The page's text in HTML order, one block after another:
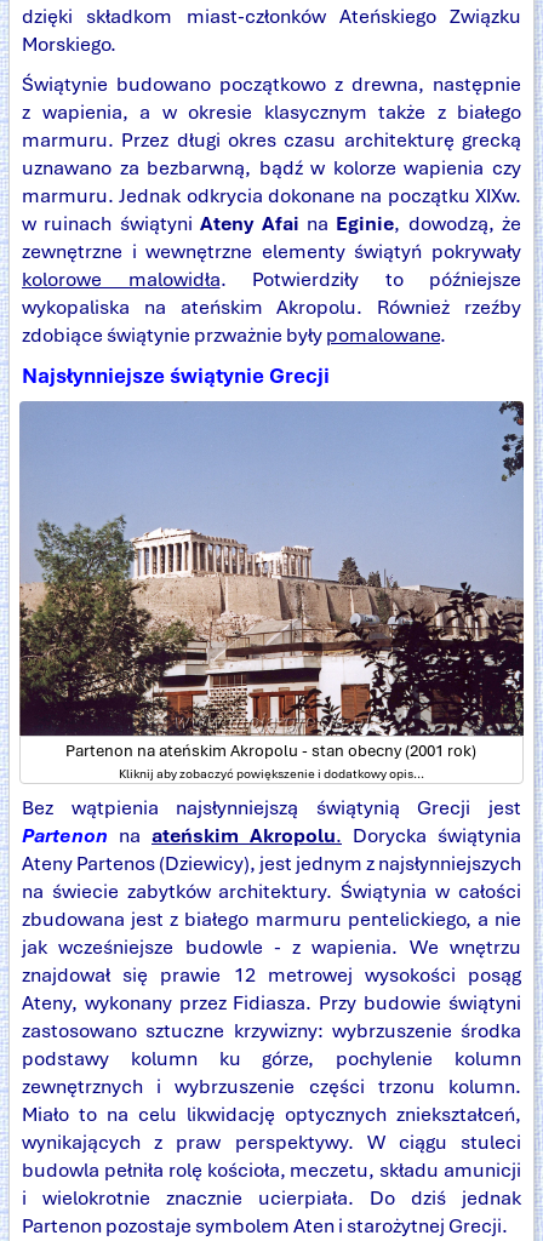
dzięki składkom miast-członków Ateńskiego Związku
Morskiego.
Świątynie budowano początkowo z drewna, następnie
z wapienia, a w okresie klasycznym także z białego
marmuru. Przez długi okres czasu architekturę grecką
uznawano za bezbarwną, bądź w kolorze wapienia czy
marmuru. Jednak odkrycia dokonane na początku XIXw.
w ruinach świątyniAteny Afai na Eginie, dowodzą, że
zewnętrzne i wewnętrzne elementy świątyń pokrywały
kolorowe malowidła. Potwierdziły to późniejsze
wykopaliska na ateńskim Akropolu. Również rzeźby
zdobiące świątynie przważnie byłypomalowane.
Najsłynniejsze świątynie Grecji
Partenon na ateńskim Akropolu - stan obecny (2001 rok)
Kliknij aby zobaczyć powiększenie i dodatkowy opis...
Bez wątpienia najsłynniejszą świątynią Grecji jest
Partenon na ateńskim Akropolu. Dorycka świątynia
Ateny Partenos (Dziewicy), jest jednym z najsłynniejszych
na świecie zabytków architektury. Świątynia w całości
zbudowana jest z białego marmuru pentelickiego, a nie
jak wcześniejsze budowle - z wapienia. We wnętrzu
znajdował się prawie 12 metrowej wysokości posąg
Ateny, wykonany przez Fidiasza. Przy budowie świątyni
zastosowano sztuczne krzywizny: wybrzuszenie środka
podstawy kolumn ku górze, pochylenie kolumn
zewnętrznych i wybrzuszenie części trzonu kolumn.
Miało to na celu likwidację optycznych zniekształceń,
wynikających z praw perspektywy. W ciągu stuleci
budowla pełniła rolę kościoła, meczetu, składu amunicji
i wielokrotnie znacznie ucierpiała. Do dziś jednak
Partenon pozostaje symbolem Aten i starożytnej Grecji.